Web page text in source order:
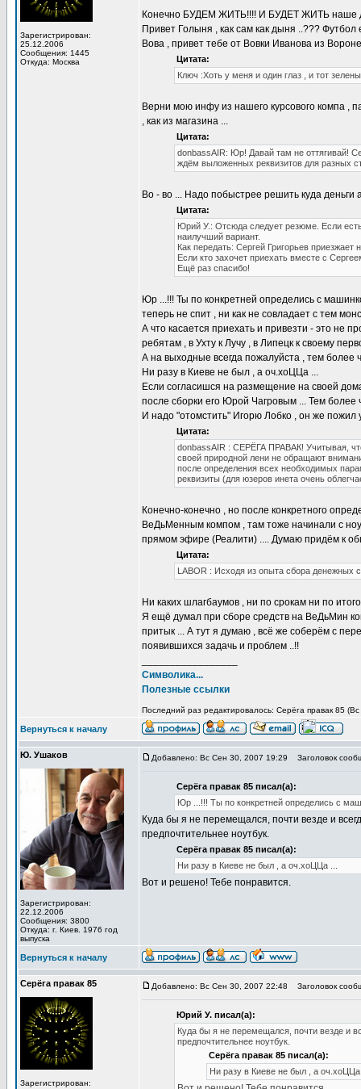
Зарегистрирован:
25.12.2006
Сообщения: 1445
Откуда: Москва
Конечно БУДЕМ ЖИТЬ!!!! И БУДЕТ ЖИТЬ наше
Привет Голыня , как сам как дыня ..???
Вова , привет тебе от Вовки Иванова из
Цитата:
Ключ :Хоть у меня и один глаз , и тот
Верни мою инфу из нашего курсового компа ,
, как из магазина ...
Цитата:
donbassAIR: Юр! Давай там не оттягивай!
ждём выложенных реквизитов для разных
Во - во ... Надо побыстрее решить куда деньги
Цитата:
Юрий У.: Отсюда следует резюме. Если
наилучший вариант.
Как передать: Сергей Григорьев
Если кто захочет приехать вместе с
Ещё раз спасибо!
Юр ...!!! Ты по конкретней определись с
теперь не спит , ни как не совладает с тем
А что касается приехать и привезти - это не
ребятам , в Ухту к Лучу , в Липецк к своему
А на выходные всегда пожалуйста , тем более
Ни разу в Киеве не был , а оч.хоЦЦа ...
Если согласишся на размещение на своей
после сборки его Юрой Чагровым ... Тем
И надо "отомстить" Игорю Лобко , он же
Цитата:
donbassAIR : СЕРЁГА ПРАВАК! Учитывая,
своей природной лени не обращают
после определения всех необходимых
реквизиты (для юзеров инета очень
Конечно-конечно , но после конкретного
ВеДьМенным компом , там тоже начинали с
прямом эфире (Реалити) .... Думаю придём к
Цитата:
LABOR : Исходя из опыта сбора денежных
Ни каких шлагбаумов , ни по срокам ни по
Я ещё думал при сборе средств на ВеДьМин
притык ... А тут я думаю , всё же соберём с
появившихся задачь и проблем ..!!
Символика...
Полезные ссылки
Последний раз редактировалось: Серёга правак 85
Вернуться к началу
Ю. Ушаков
Зарегистрирован:
22.12.2006
Сообщения: 3800
Откуда: г. Киев. 1976 год
выпуска
Добавлено: Вс Сен 30, 2007 19:29 Заголовок
Серёга правак 85 писал(а):
Юр ...!!! Ты по конкретней определись с
Куда бы я не перемещался, почти везде и
предпочтительнее ноутбук.
Серёга правак 85 писал(а):
Ни разу в Киеве не был , а оч.хоЦЦа ...
Вот и решено! Тебе понравится.
Вернуться к началу
Серёга правак 85
Зарегистрирован:
Добавлено: Вс Сен 30, 2007 22:48 Заголовок
Юрий У. писал(а):
Куда бы я не перемещался, почти везде и
предпочтительнее ноутбук.
Серёга правак 85 писал(а):
Ни разу в Киеве не был , а